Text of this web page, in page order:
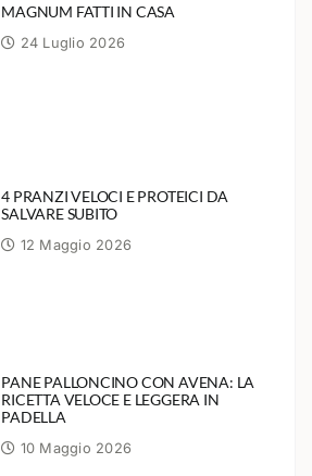
MAGNUM FATTI IN CASA
24 Luglio 2026
4 PRANZI VELOCI E PROTEICI DA
SALVARE SUBITO
12 Maggio 2026
PANE PALLONCINO CON AVENA: LA
RICETTA VELOCE E LEGGERA IN
PADELLA
10 Maggio 2026